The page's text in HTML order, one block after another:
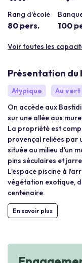
Rang d'école
80 pers. 100
Voir toutes les
Présentation du
Atypique Au vert
On accède aux
sur une allée aux
La propriété est
provençal reliées par
située au milieu d’un
pins séculaires et
L'espace piscine à
végétation exotique,
centenaire.
En savoir plus